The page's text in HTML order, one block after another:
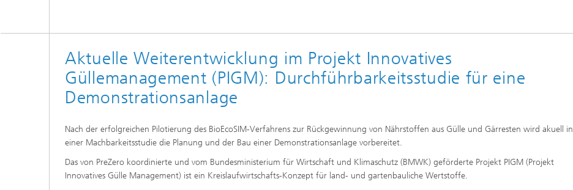
Aktuelle Weiterentwicklung im Projekt Innovatives
Güllemanagement (PIGM): Durchführbarkeitsstudie für eine
Demonstrationsanlage
Nach der erfolgreichen Pilotierung des BioEcoSIM-Verfahrens zur Rückgewinnung von Nährstoffen aus Gülle und Gärresten wird akuell in
einer Machbarkeitsstudie die Planung und der Bau einer Demonstrationsanlage vorbereitet.
Das von PreZero koordinierte und vom Bundesministerium für Wirtschaft und Klimaschutz (BMWK) geförderte Projekt PIGM (Projekt
Innovatives Gülle Management) ist ein Kreislaufwirtschafts-Konzept für land- und gartenbauliche Wertstoffe.